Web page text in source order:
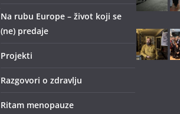
Na rubu Europe – život koji se
(ne) predaje
Projekti
Razgovori o zdravlju
Ritam menopauze